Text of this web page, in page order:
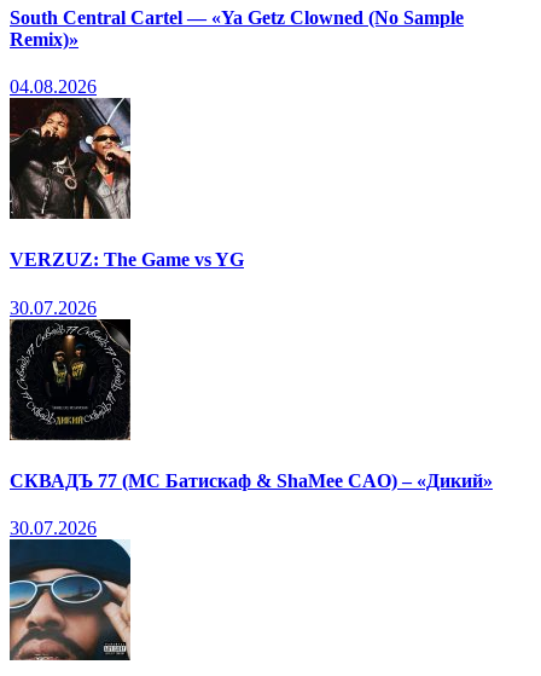
South Central Cartel — «Ya Getz Clowned (No Sample
Remix)»
04.08.2026
VERZUZ: The Game vs YG
30.07.2026
СКВАДЪ 77 (МС Батискаф & ShaMee CAO) – «Дикий»
30.07.2026